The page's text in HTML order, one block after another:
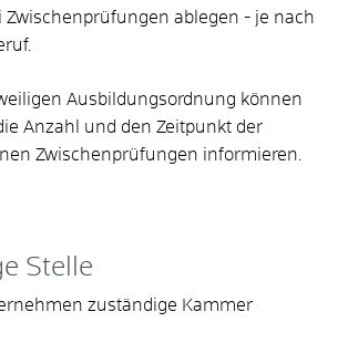
Zwischenprüfungen ablegen - je nach
Ausbildungsordnung können
Anzahl und den Zeitpunkt der
Zwischenprüfungen informieren
Stelle
zuständige Kammer